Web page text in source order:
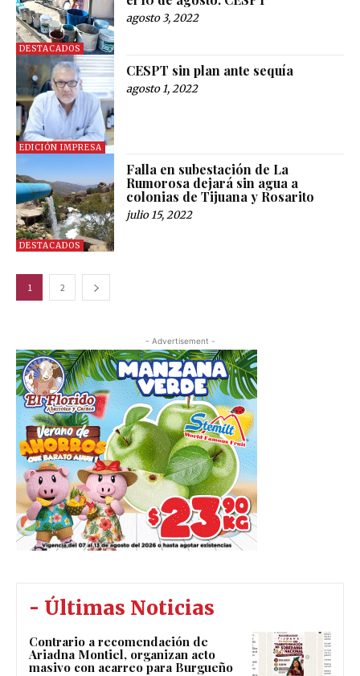
DESTACADOS
agosto 3, 2022
EDICIÓN IMPRESA
CESPT sin plan ante sequía
agosto 1, 2022
DESTACADOS
Falla en subestación de La
Rumorosa dejará sin agua a
colonias de Tijuana y Rosarito
julio 15, 2022
1 2
- Advertisement -
- Últimas Noticias
Contrario a recomendación de
Ariadna Montiel, organizan acto
masivo con acarreo para Burgueño